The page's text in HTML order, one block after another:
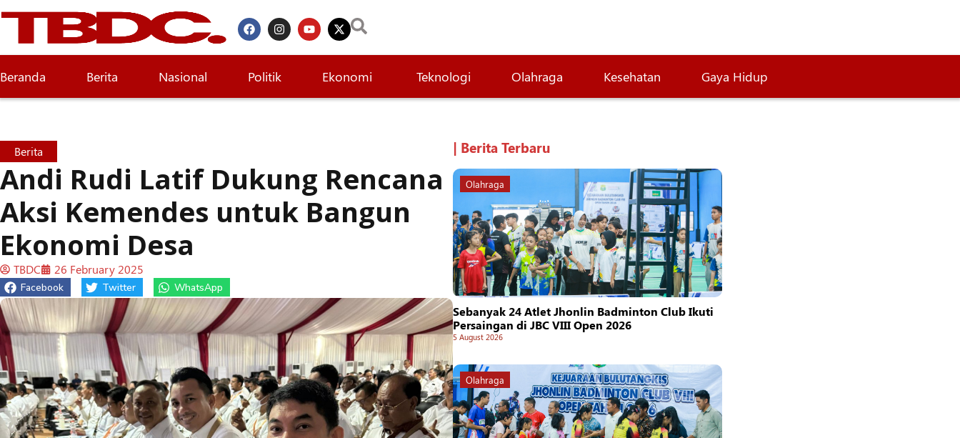
Beranda Berita Nasional Politik Ekonomi Teknologi Olahraga Kesehatan Gaya Hidup
Berita
Andi Rudi Latif Dukung Rencana
Aksi Kemendes untuk Bangun
Ekonomi Desa
TBDC 26 February 2025
Facebook Twitter WhatsApp
| Berita Terbaru
Olahraga
Sebanyak 24 Atlet Jhonlin Badminton Club Ikuti
Persaingan di JBC VIII Open 2026
5 August 2026
Olahraga